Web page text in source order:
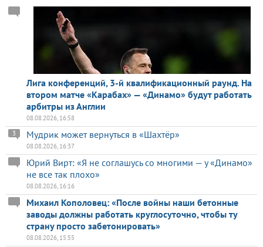
Лига конференций, 3-й квалификационный раунд. На
втором матче «Карабах» — «Динамо» будут работать
арбитры из Англии
08.08.2026, 16:58
Мудрик может вернуться в «Шахтёр»
3
08.08.2026, 16:37
Юрий Вирт: «Я не соглашусь со многими — у «Динамо»
не все так плохо»
08.08.2026, 16:16
Михаил Кополовец: «После войны наши бетонные
заводы должны работать круглосуточно, чтобы ту
страну просто забетонировать»
08.08.2026, 15:55